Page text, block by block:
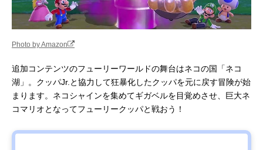
Photo by Amazon
追加コンテンツのフューリーワールドの舞台はネコの国「ネコ
湖」。クッパJr.と協力して狂暴化したクッパを元に戻す冒険が始
まります。ネコシャインを集めてギガベルを目覚めさせ、巨大ネ
コマリオとなってフューリークッパと戦おう！